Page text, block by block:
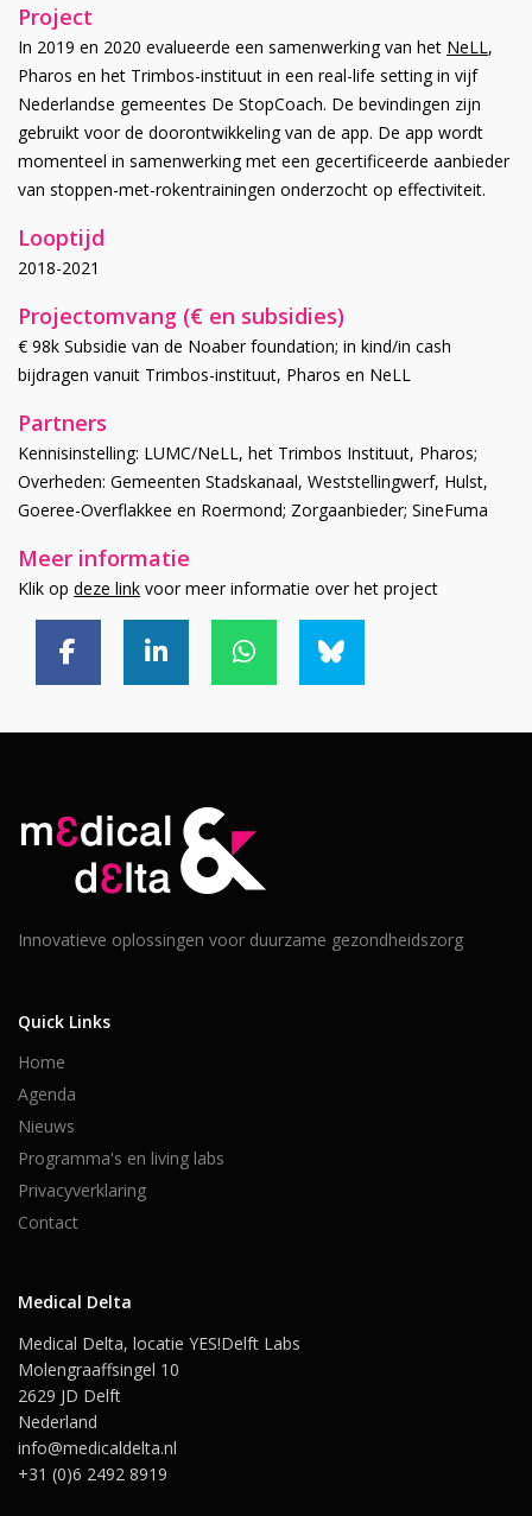
Project
In 2019 en 2020 evalueerde een samenwerking van het NeLL,
Pharos en het Trimbos-instituut in een real-life setting in vijf
Nederlandse gemeentes De StopCoach. De bevindingen zijn
gebruikt voor de doorontwikkeling van de app. De app wordt
momenteel in samenwerking met een gecertificeerde aanbieder
van stoppen-met-rokentrainingen onderzocht op effectiviteit.
Looptijd
2018-2021
Projectomvang (€ en subsidies)
€ 98k Subsidie van de Noaber foundation; in kind/in cash
bijdragen vanuit Trimbos-instituut, Pharos en NeLL
Partners
Kennisinstelling: LUMC/NeLL, het Trimbos Instituut, Pharos;
Overheden: Gemeenten Stadskanaal, Weststellingwerf, Hulst,
Goeree-Overflakkee en Roermond; Zorgaanbieder; SineFuma
Meer informatie
Klik op deze link voor meer informatie over het project
Innovatieve oplossingen voor duurzame gezondheidszorg
Quick Links
Home
Agenda
Nieuws
Programma's en living labs
Privacyverklaring
Contact
Medical Delta
Medical Delta, locatie YES!Delft Labs
Molengraaffsingel 10
2629 JD Delft
Nederland
info@medicaldelta.nl
+31 (0)6 2492 8919